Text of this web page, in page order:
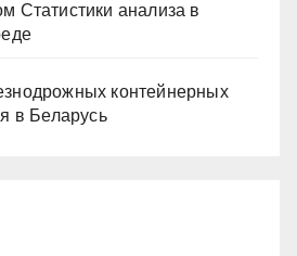
Статистики анализа в
контейнерных
в Беларусь